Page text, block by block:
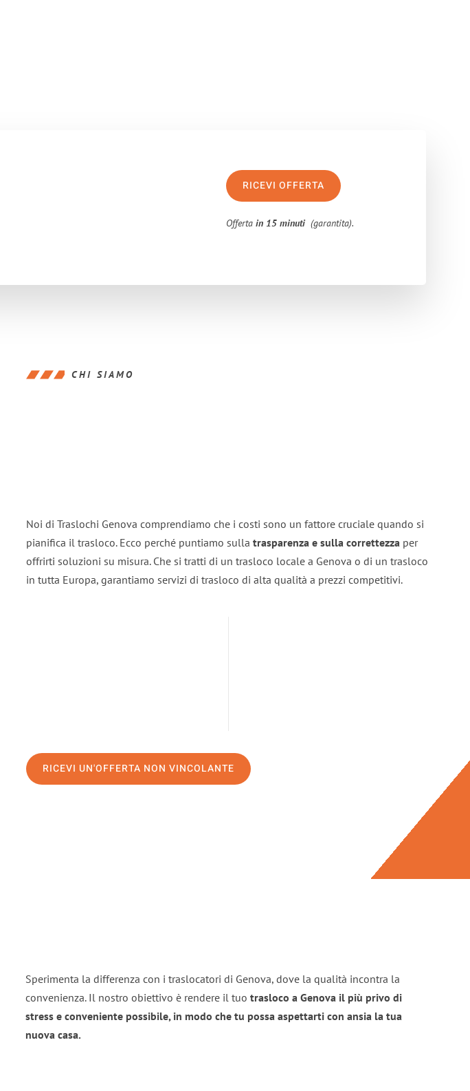
RICEVI OFFERTA
Offertain 15 minuti (garantita).
CHI SIAMO
Noi di Traslochi Genova comprendiamo che i costi sono un fattore cruciale quando si
pianifica il trasloco. Ecco perché puntiamo sulla trasparenza e sulla correttezza per
offrirti soluzioni su misura. Che si tratti di un trasloco locale a Genova o di un trasloco
in tutta Europa, garantiamo servizi di trasloco di alta qualità a prezzi competitivi.
RICEVI UN'OFFERTA NON VINCOLANTE
Sperimenta la differenza con i traslocatori di Genova, dove la qualità incontra la
convenienza. Il nostro obiettivo è rendere il tuo trasloco a Genova il più privo di
stress e conveniente possibile, in modo che tu possa aspettarti con ansia la tua
nuova casa.